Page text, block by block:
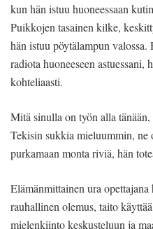
kun hän istuu huoneessaan
Puikkojen tasainen kilke,
hän istuu pöytälampun
radiota huoneeseen astuessani,
kohteliaasti.
Mitä sinulla on työn alla
Tekisin sukkia mieluummin,
purkamaan monta riviä, hän
Elämänmittainen ura
rauhallinen olemus, taito
mielenkiinto keskusteluun ja